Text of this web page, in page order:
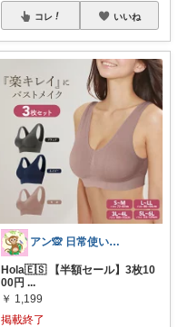
コレ いいね
アン🙊 日常使い 欲しい物
Hola🇪🇸 【半額セール】3枚10
00円 ...
￥ 1,199
掲載終了